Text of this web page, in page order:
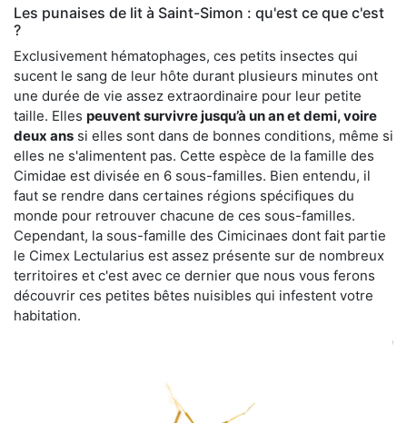
Les punaises de lit à Saint-Simon : qu'est ce que c'est
?
Exclusivement hématophages, ces petits insectes qui
sucent le sang de leur hôte durant plusieurs minutes ont
une durée de vie assez extraordinaire pour leur petite
taille. Elles peuvent survivre jusqu’à un an et demi, voire
deux ans si elles sont dans de bonnes conditions, même si
elles ne s'alimentent pas. Cette espèce de la famille des
Cimidae est divisée en 6 sous-familles. Bien entendu, il
faut se rendre dans certaines régions spécifiques du
monde pour retrouver chacune de ces sous-familles.
Cependant, la sous-famille des Cimicinaes dont fait partie
le Cimex Lectularius est assez présente sur de nombreux
territoires et c'est avec ce dernier que nous vous ferons
découvrir ces petites bêtes nuisibles qui infestent votre
habitation.